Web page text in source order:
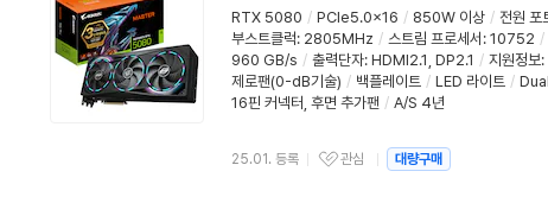
RTX 5080 / PCIe5.0x16 / 850W 이상 / 전원 포
부스트클럭: 2805MHz / 스트림 프로세서 : 10752 /
960 GB/s / 출력단자: HDMI2.1 DP2.1 / 지원정보:
제로팬(0-dB기술) / 백플레이트 / LED 라이트 /
16핀 커넥터, 후면 추가팬 / A/S 4년
25.01. 등록 관심 대량구매